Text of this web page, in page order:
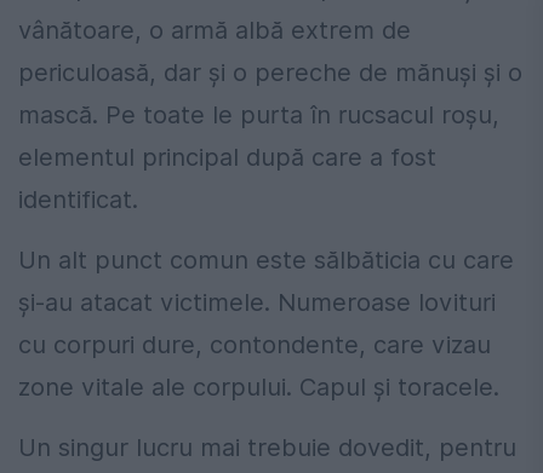
vânătoare, o armă albă extrem de
periculoasă, dar și o pereche de mănuși și o
mască. Pe toate le purta în rucsacul roșu,
elementul principal după care a fost
identificat.
Un alt punct comun este sălbăticia cu care
și-au atacat victimele. Numeroase lovituri
cu corpuri dure, contondente, care vizau
zone vitale ale corpului. Capul și toracele.
Un singur lucru mai trebuie dovedit, pentru